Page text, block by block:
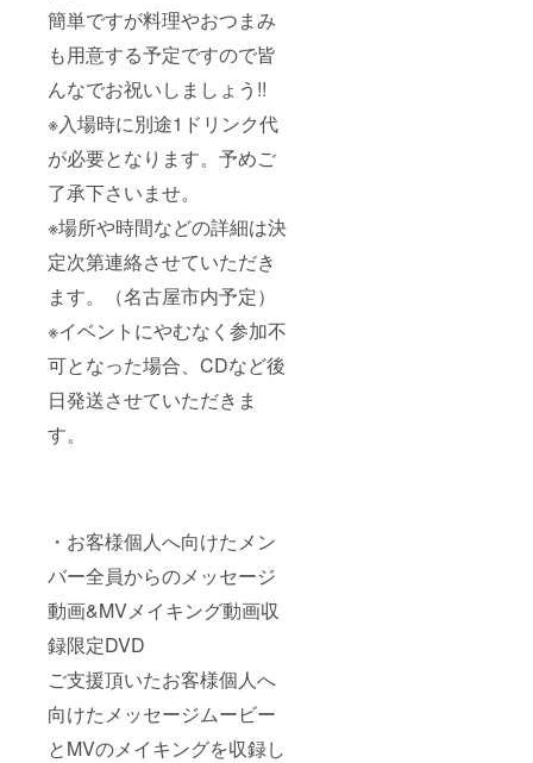
簡単ですが料理やおつまみ
も用意する予定ですので皆
んなでお祝いしましょう!!
※入場時に別途1ドリンク代
が必要となります。予めご
了承下さいませ。
※場所や時間などの詳細は決
定次第連絡させていただき
ます。（名古屋市内予定）
※イベントにやむなく参加不
可となった場合、CDなど後
日発送させていただきま
す。
・お客様個人へ向けたメン
バー全員からのメッセージ
動画&MVメイキング動画収
録限定DVD
ご支援頂いたお客様個人へ
向けたメッセージムービー
とMVのメイキングを収録し